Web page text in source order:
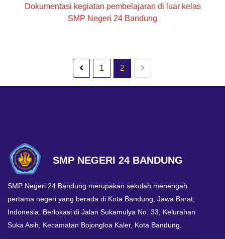
Dokumentasi kegiatan pembelajaran di luar kelas
SMP Negeri 24 Bandung
1 2
SMP NEGERI 24 BANDUNG
SMP Negeri 24 Bandung merupakan sekolah menengah
pertama negeri yang berada di Kota Bandung, Jawa Barat,
Indonesia. Berlokasi di Jalan Sukamulya No. 33, Kelurahan
Suka Asih, Kecamatan Bojongloa Kaler, Kota Bandung.